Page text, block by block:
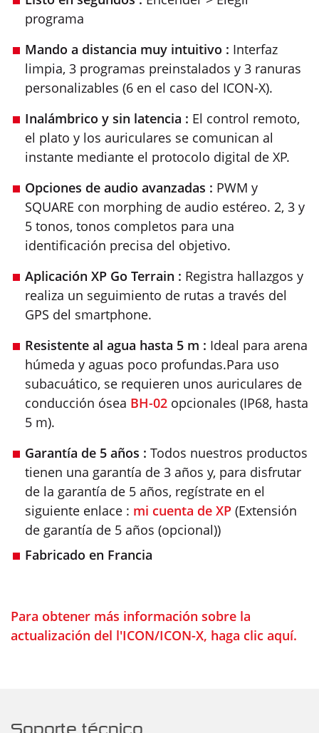
programa
Mando a distancia muy intuitivo : Interfaz
limpia, 3 programas preinstalados y 3 ranuras
personalizables (6 en el caso del ICON-X).
Inalámbrico y sin latencia : El control remoto,
el plato y los auriculares se comunican al
instante mediante el protocolo digital de XP.
Opciones de audio avanzadas : PWM y
SQUARE con morphing de audio estéreo. 2, 3 y
5 tonos, tonos completos para una
identificación precisa del objetivo.
Aplicación XP Go Terrain : Registra hallazgos y
realiza un seguimiento de rutas a través del
GPS del smartphone.
Resistente al agua hasta 5 m : Ideal para arena
húmeda y aguas poco profundas.Para uso
subacuático, se requieren unos auriculares de
conducción ósea BH-02 opcionales (IP68, hasta
5 m).
Garantía de 5 años : Todos nuestros productos
tienen una garantía de 3 años y, para disfrutar
de la garantía de 5 años, regístrate en el
siguiente enlace : mi cuenta de XP (Extensión
de garantía de 5 años (opcional))
Fabricado en Francia
Para obtener más información sobre la
actualización del l'ICON/ICON-X, haga clic aquí.
Soporte técnico